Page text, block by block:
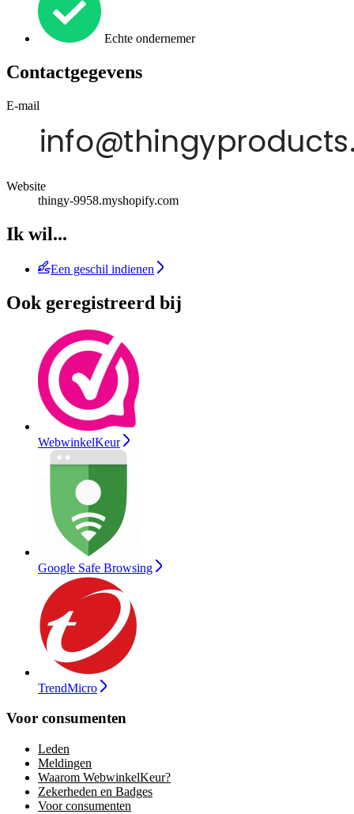
Echte ondernemer
Contactgegevens
E-mail
Website
thingy-9958.myshopify.com
Ik wil...
Een geschil indienen
Ook geregistreerd bij
WebwinkelKeur
Google Safe Browsing
TrendMicro
Voor consumenten
Leden
Meldingen
Waarom WebwinkelKeur?
Zekerheden en Badges
Voor consumenten